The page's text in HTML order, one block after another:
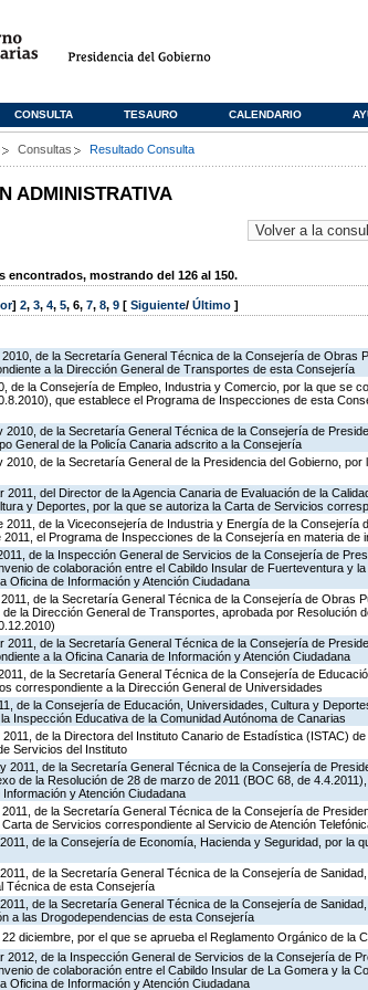
CONSULTA TESAURO CALENDARIO
Consultas Resultado Consulta
ADMINISTRATIVA
encontrados, mostrando del 126 al 150.
] 2, 3, 4, 5, 6, 7, 8, 9 [ Siguiente/ Último ]
2010, de la Secretaría General Técnica de la Consejería de
a la Dirección General de Transportes de esta Consejería
de la Consejería de Empleo, Industria y Comercio, por la que se
que establece el Programa de Inspecciones de esta
2010, de la Secretaría General Técnica de la Consejería de
General de la Policía Canaria adscrito a la Consejería
2010, de la Secretaría General de la Presidencia del Gobierno,
2011, del Director de la Agencia Canaria de Evaluación de la
y Deportes, por la que se autoriza la Carta de Servicios
2011, de la Viceconsejería de Industria y Energía de la Consejería
2011, el Programa de Inspecciones de la Consejería en materia
de la Inspección General de Servicios de la Consejería de
de colaboración entre el Cabildo Insular de Fuerteventura y
Oficina de Información y Atención Ciudadana
de la Secretaría General Técnica de la Consejería de Obras
la Dirección General de Transportes, aprobada por Resolución
2011, de la Secretaría General Técnica de la Consejería de
a la Oficina Canaria de Información y Atención Ciudadana
de la Secretaría General Técnica de la Consejería de
correspondiente a la Dirección General de Universidades
de la Consejería de Educación, Universidades, Cultura y
Inspección Educativa de la Comunidad Autónoma de Canarias
2011, de la Directora del Instituto Canario de Estadística (ISTAC)
Servicios del Instituto
2011, de la Secretaría General Técnica de la Consejería de
de la Resolución de 28 de marzo de 2011 (BOC 68, de
y Atención Ciudadana
2011, de la Secretaría General Técnica de la Consejería de
de Servicios correspondiente al Servicio de Atención
de la Consejería de Economía, Hacienda y Seguridad, por la
de la Secretaría General Técnica de la Consejería de
Técnica de esta Consejería
de la Secretaría General Técnica de la Consejería de
a las Drogodependencias de esta Consejería
22 diciembre, por el que se aprueba el Reglamento Orgánico de la
2012, de la Inspección General de Servicios de la Consejería de
de colaboración entre el Cabildo Insular de La Gomera y la
Oficina de Información y Atención Ciudadana